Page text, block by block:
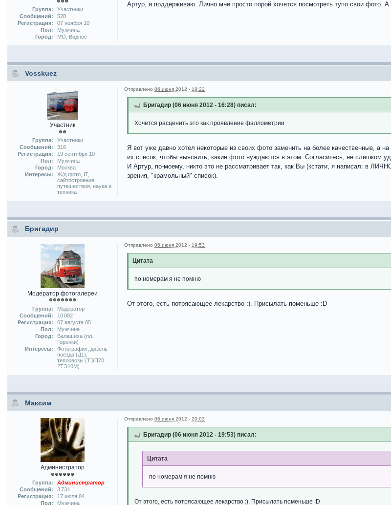
Группа:
Участники
Сообщений:
528
Регистрация:
07 ноября 10
Пол:
Мужчина
Город:
МО, Видное
Артур, я поддерживаю. Лично мне просто порой хочется посмотреть тупо свои фото.
Vosskuez
Участник
Группа:
Участники
Сообщений:
316
Регистрация:
19 сентября 10
Пол:
Мужчина
Город:
Москва
Интересы:
Ж/д фото, IT,
сайтостроение,
путешествия, наука и
техника
Отправлено 06 июня 2012 - 18:22
Бригадир (06 июня 2012 - 16:28) писал:
Хочется расценить это как проявление фаллометрии
Я вот уже давно хотел некоторые из своих фото заменить на более качественные, а
их список, чтобы выяснить, какие фото нуждаются в этом. Согласитесь, не слишком
И Артур, по-моему, никто это не рассматривает так, как Вы (кстати, я написал: в
зрения, "крамольный" список).
Бригадир
Модератор фотогалереи
Группа:
Модератор
Сообщений:
10 082
Регистрация:
07 августа 05
Пол:
Мужчина
Город:
Балашиха (пл.
Горенки)
Интересы:
Фотография, дизель-
поезда (Д1),
тепловозы (ТЭП70,
2ТЭ10М)
Отправлено 06 июня 2012 - 19:53
Цитата
по номерам я не помню
От этого, есть потрясающее лекарство :). Присылать поменьше :D
Максим
Администратор
Группа:
Администратор
Сообщений:
3 734
Регистрация:
17 июля 04
Пол:
Мужчина
Отправлено 06 июня 2012 - 20:03
Бригадир (06 июня 2012 - 19:53) писал:
Цитата
по номерам я не помню
От этого, есть потрясающее лекарство :). Присылать поменьше :D